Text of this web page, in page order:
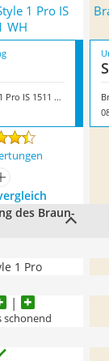
1 Pro IS
WH
Braun CareStyle 1 Pro IS 1511 WH
mehr anzeigen
des Braun-
1 Pro
schonend